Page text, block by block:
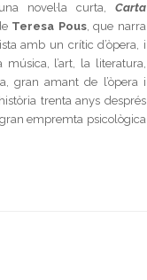
novel·la curta, Carta
Teresa Pous, que narra
amb un crític d’òpera, i
l’art, la literatura,
gran amant de l’òpera i
trenta anys després
empremta psicològica